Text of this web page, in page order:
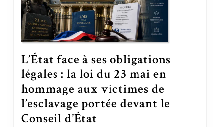
L’État face à ses obligations
légales : la loi du 23 mai en
hommage aux victimes de
l’esclavage portée devant le
Conseil d’État